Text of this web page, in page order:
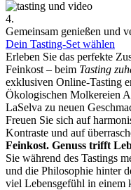
4.
Gemeinsam genießen und
Dein Tasting-Set wählen
Erleben Sie das perfekte
Feinkost – beim Tasting
exklusiven Online-Tasting
Ökologischen Molkereien
LaSelva zu neuen
Freuen Sie sich auf
Kontraste und auf
Feinkost. Genuss trifft
Sie während des Tastings
und die Philosophie hinter
viel Lebensgefühl in einem